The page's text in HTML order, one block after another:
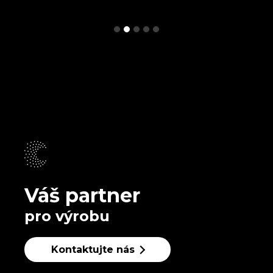
Váš partner
pro výrobu
Kontaktujte nás